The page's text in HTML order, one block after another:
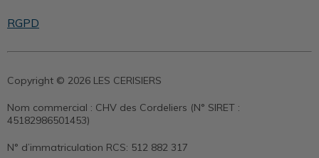
RGPD
Copyright © 2026 LES CERISIERS
Nom commercial : CHV des Cordeliers (N° SIRET :
45182986501453)
N° d’immatriculation RCS: 512 882 317